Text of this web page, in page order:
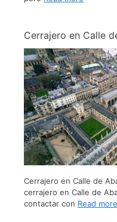
Cerrajero en Calle
Cerrajero en Calle de
cerrajero en Calle de
contactar con Read more